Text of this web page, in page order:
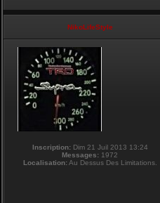
NikoLifeStyle
Inscription:Dim 21 Juil 2013 13:24
Messages: 1972
Localisation:Au Dessus Des Limitations.